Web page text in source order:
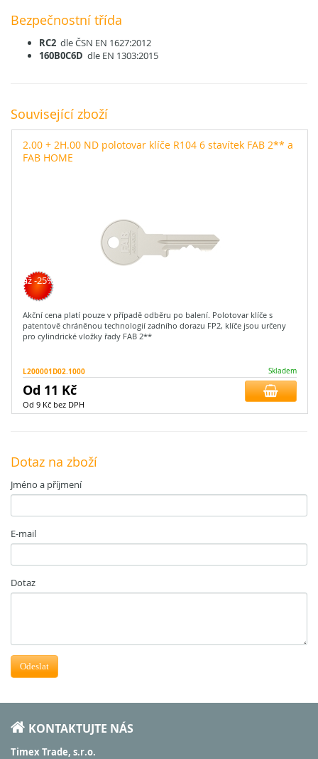
Bezpečnostní třída
RC2 dle ČSN EN 1627:2012
160B0C6D dle EN 1303:2015
Související zboží
2.00 + 2H.00 ND polotovar klíče R104 6 stavítek FAB 2** a
FAB HOME
až -25%
Akční cena platí pouze v případě odběru po balení. Polotovar klíče s
patentově chráněnou technologií zadního dorazu FP2, klíče jsou určeny
pro cylindrické vložky řady FAB 2**
L200001D02.1000 Skladem
Od 11 Kč
Od 9 Kč bez DPH
Dotaz na zboží
Jméno a příjmení
E-mail
Dotaz
Odeslat
KONTAKTUJTE NÁS
Timex Trade, s.r.o.